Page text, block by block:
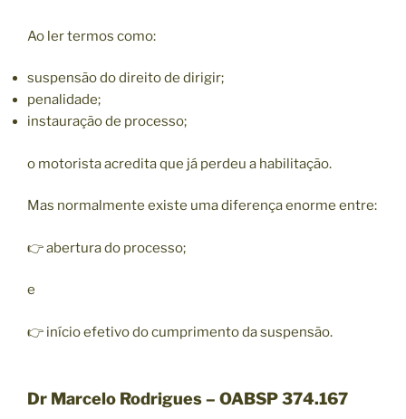
Ao ler termos como:
suspensão do direito de dirigir;
penalidade;
instauração de processo;
o motorista acredita que já perdeu a habilitação.
Mas normalmente existe uma diferença enorme entre:
👉 abertura do processo;
e
👉 início efetivo do cumprimento da suspensão.
Dr Marcelo Rodrigues – OABSP 374.167